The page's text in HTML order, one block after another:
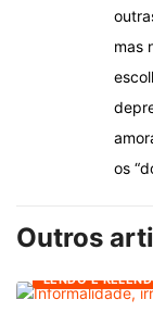
mas
os
Outros
LENDO E